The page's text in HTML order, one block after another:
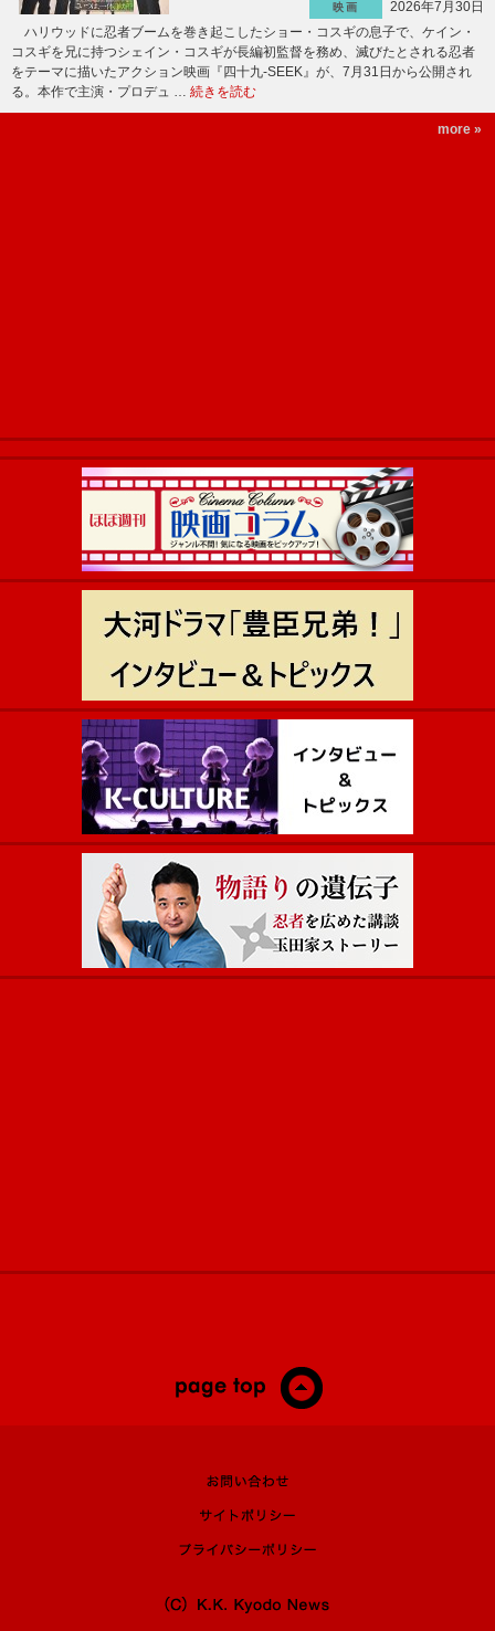
映画
2026年7月30日
ハリウッドに忍者ブームを巻き起こしたショー・コスギの息子で、ケイン・
コスギを兄に持つシェイン・コスギが長編初監督を務め、滅びたとされる忍者
をテーマに描いたアクション映画『四十九-SEEK』が、7月31日から公開され
る。本作で主演・プロデュ … 続きを読む
more »